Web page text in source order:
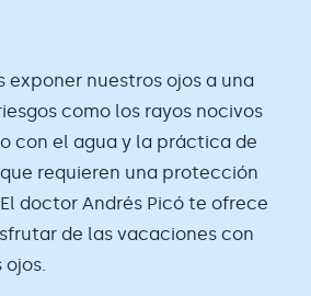
exponer nuestros ojos a una
como los rayos nocivos
con el agua y la práctica de
requieren una protección
doctor Andrés Picó te ofrece
de las vacaciones con